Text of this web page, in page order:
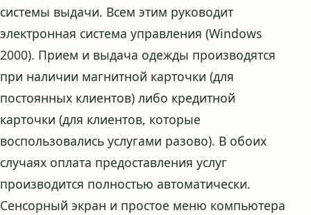
системы выдачи. Всем этим руководит
электронная система управления (Windows
2000). Прием и выдача одежды производятся
при наличии магнитной карточки (для
постоянных клиентов) либо кредитной
карточки (для клиентов, которые
воспользовались услугами разово). В обоих
случаях оплата предоставления услуг
производится полностью автоматически.
Сенсорный экран и простое меню компьютера